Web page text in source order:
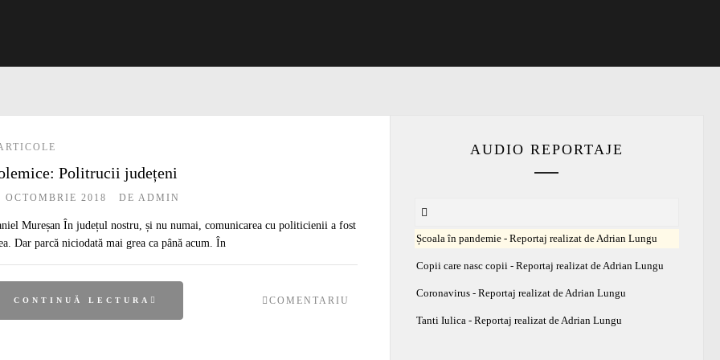
Politrucii județeni
OCTOMBRIE 2018 DE ADMIN
Mureșan În județul nostru, și nu numai, comunicarea cu politicienii a fost
Dar parcă niciodată mai grea ca până acum. În
CONTINUĂ LECTURA COMENTARIU
AUDIO REPORTAJE
Școala în pandemie - Reportaj realizat de Adrian Lungu
Copii care nasc copii - Reportaj realizat de Adrian Lungu
Coronavirus - Reportaj realizat de Adrian Lungu
Tanti Iulica - Reportaj realizat de Adrian Lungu